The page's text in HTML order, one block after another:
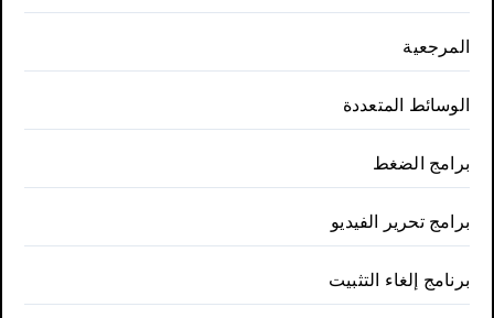
المرجعية
الوسائط المتعددة
برامج الضغط
برامج تحرير الفيديو
برنامج إلغاء التثبيت